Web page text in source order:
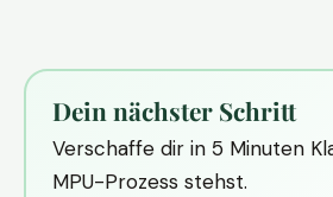
Dein nächster Schritt
Verschaffe dir in 5 Minuten
MPU-Prozess stehst.